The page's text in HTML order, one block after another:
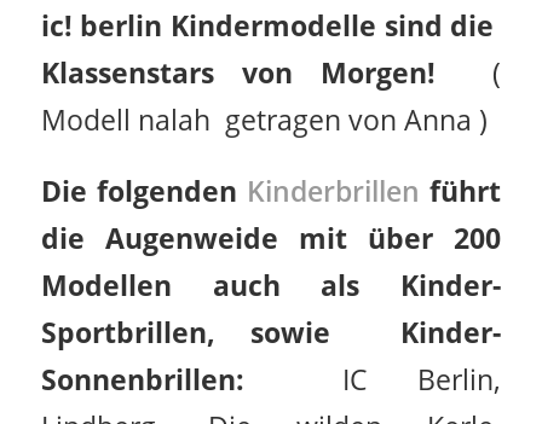
ic! berlin Kindermodelle sind die
Klassenstars von Morgen! (
Modell nalah getragen von Anna )
Die folgenden Kinderbrillen führt
die Augenweide mit über 200
Modellen auch als Kinder-
Sportbrillen, sowie Kinder-
Sonnenbrillen: IC Berlin,